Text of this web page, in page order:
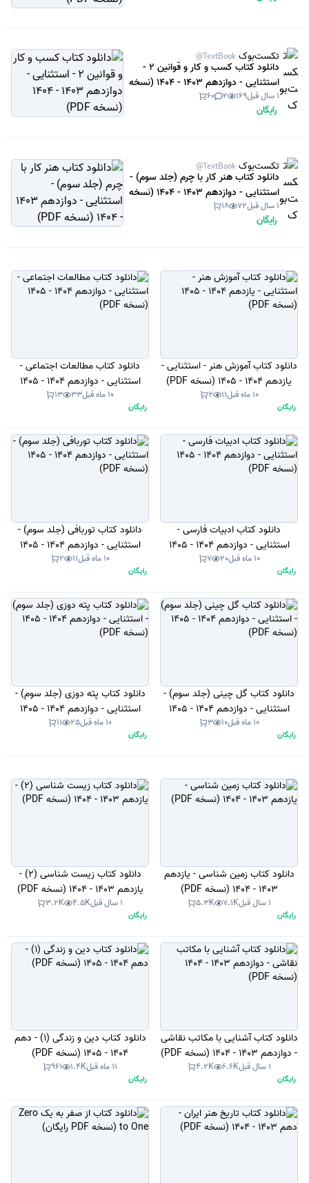
تکست‌بوک @TextBook
دانلود کتاب کسب و کار و قوانین 2 -
استثنایی - دوازدهم 1403 - 1404 (نسخه
PDF)1 سال قبل 169
2
60
رایگان
تکست‌بوک @TextBook
دانلود کتاب هنر کار با چرم (جلد سوم) -
استثنایی - دوازدهم 1403 - 1404 (نسخه
PDF)1 سال قبل 72
18
رایگان
دانلود کتاب آموزش هنر - استثنایی -
یازدهم 1404 - 1405 (نسخه PDF)
10 ماه قبل 11
2
رایگان
دانلود کتاب مطالعات اجتماعی -
استثنایی - دوازدهم 1404 - 1405
(نسخه PDF) 10 ماه قبل 33
13
رایگان
دانلود کتاب ادبیات فارسی -
استثنایی - دوازدهم 1404 - 1405
(نسخه PDF) 10 ماه قبل 20
7
رایگان
دانلود کتاب توربافی (جلد سوم) -
استثنایی - دوازدهم 1404 - 1405
(نسخه PDF)10 ماه قبل 11
2
رایگان
دانلود کتاب گل چینی (جلد سوم) -
استثنایی - دوازدهم 1404 - 1405
(نسخه PDF) 10 ماه قبل 10
3
رایگان
دانلود کتاب پته دوزی (جلد سوم) -
استثنایی - دوازدهم 1404 - 1405
(نسخه PDF) 10 ماه قبل 25
11
رایگان
دانلود کتاب زمین شناسی - یازدهم
1403 - 1404 (نسخه PDF)
1 سال قبل 7.1K
5.3K
رایگان
دانلود کتاب زیست شناسی (2) -
یازدهم 1403 - 1404 (نسخه PDF)
1 سال قبل 4.5K
3.2K
رایگان
دانلود کتاب آشنایی با مکاتب نقاشی
- دوازدهم 1403 - 1404 (نسخه PDF)
1 سال قبل 6.6K
4.2K
رایگان
دانلود کتاب دین و زندگی (1) - دهم
1404 - 1405 (نسخه PDF)
11 ماه قبل 1.4K
961
رایگان